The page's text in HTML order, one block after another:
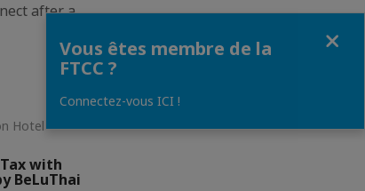
after a
Hotel •
with
BeLuThai
Vous êtes membre de la
FTCC ?
Connectez-vous ICI !